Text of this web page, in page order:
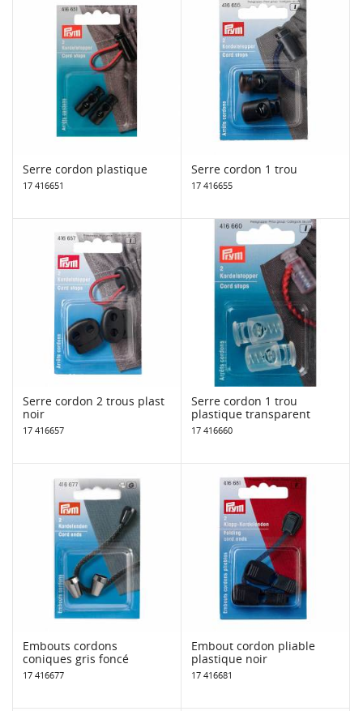
Serre cordon plastique
17 416651
Serre cordon 1 trou
17 416655
Serre cordon 2 trous plast
noir
17 416657
Serre cordon 1 trou
plastique transparent
17 416660
Embouts cordons
coniques gris foncé
17 416677
Embout cordon pliable
plastique noir
17 416681